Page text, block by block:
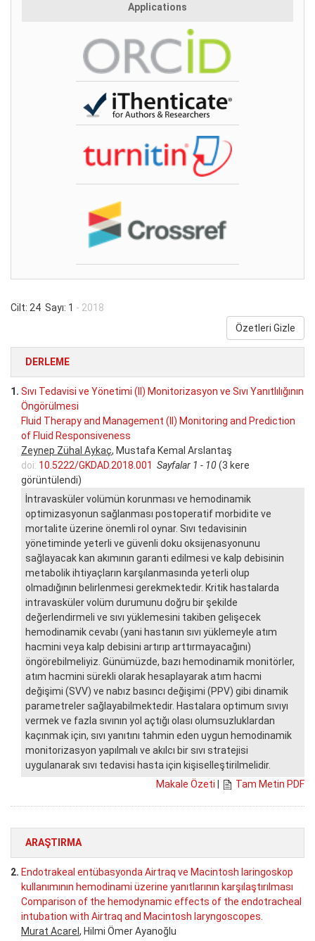
Applications
Cilt: 24 Sayı: 1 - 2018
Özetleri Gizle
DERLEME
1. Sıvı Tedavisi ve Yönetimi (II) Monitorizasyon ve Sıvı Yanıtlılığının
Öngörülmesi
Fluid Therapy and Management (II) Monitoring and Prediction
of Fluid Responsiveness
Zeynep Zühal Aykaç, Mustafa Kemal Arslantaş
doi: 10.5222/GKDAD.2018.001 Sayfalar 1 - 10(3 kere
görüntülendi)
İntravasküler volümün korunması ve hemodinamik
optimizasyonun sağlanması postoperatif morbidite ve
mortalite üzerine önemli rol oynar. Sıvı tedavisinin
yönetiminde yeterli ve güvenli doku oksijenasyonunu
sağlayacak kan akımının garanti edilmesi ve kalp debisinin
metabolik ihtiyaçların karşılanmasında yeterli olup
olmadığının belirlenmesi gerekmektedir. Kritik hastalarda
intravasküler volüm durumunu doğru bir şekilde
değerlendirmeli ve sıvı yüklemesini takiben gelişecek
hemodinamik cevabı (yani hastanın sıvı yüklemeyle atım
hacmini veya kalp debisini artırıp arttırmayacağını)
öngörebilmeliyiz. Günümüzde, bazı hemodinamik monitörler,
atım hacmini sürekli olarak hesaplayarak atım hacmi
değişimi (SVV) ve nabız basıncı değişimi (PPV) gibi dinamik
parametreler sağlayabilmektedir. Hastalara optimum sıvıyı
vermek ve fazla sıvının yol açtığı olası olumsuzluklardan
kaçınmak için, sıvı yanıtını tahmin eden uygun hemodinamik
monitorizasyon yapılmalı ve akılcı bir sıvı stratejisi
uygulanarak sıvı tedavisi hasta için kişiselleştirilmelidir.
Makale Özeti | Tam Metin PDF
ARAŞTIRMA
2. Endotrakeal entübasyonda Airtraq ve Macintosh laringoskop
kullanımının hemodinami üzerine yanıtlarının karşılaştırılması
Comparison of the hemodynamic effects of the endotracheal
intubation with Airtraq and Macintosh laryngoscopes.
Murat Acarel, Hilmi Ömer Ayanoğlu